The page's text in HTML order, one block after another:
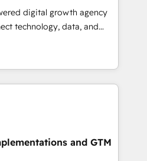
digital growth agency
technology, data, and
results. Founded in
across Spain, LATAM, and
companies in building
and customer success
we combine human insight
team designs solutions
boost performance, and
and GTM